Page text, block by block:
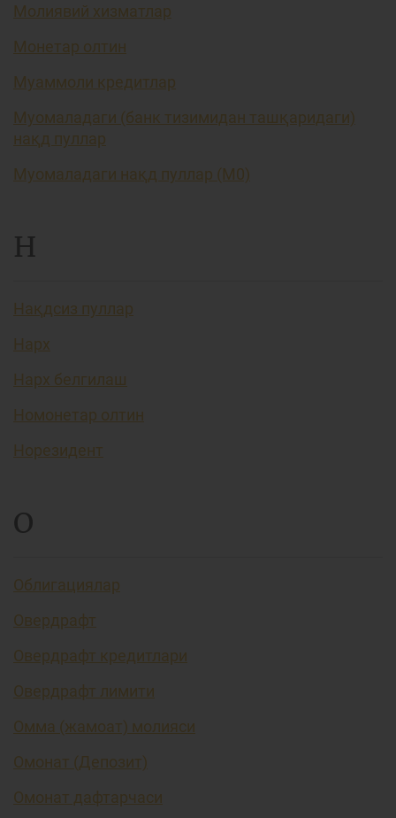
Молиявий хизматлар
Монетар олтин
Муаммоли кредитлар
Муомаладаги (банк тизимидан ташқаридаги)
нақд пуллар
Муомаладаги нақд пуллар (М0)
Н
Нақдсиз пуллар
Нарх
Нарх белгилаш
Номонетар олтин
Норезидент
О
Облигациялар
Овердрафт
Овердрафт кредитлари
Овердрафт лимити
Омма (жамоат) молияси
Омонат (Депозит)
Омонат дафтарчаси